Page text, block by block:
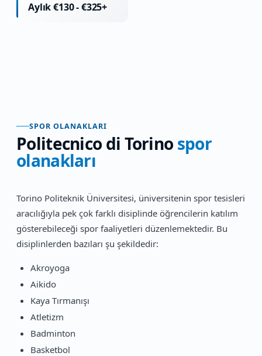
Aylık €130 - €325+
SPOR OLANAKLARI
Politecnico di Torino spor
olanakları
Torino Politeknik Üniversitesi, üniversitenin spor tesisleri
aracılığıyla pek çok farklı disiplinde öğrencilerin katılım
gösterebileceği spor faaliyetleri düzenlemektedir. Bu
disiplinlerden bazıları şu şekildedir:
Akroyoga
Aikido
Kaya Tırmanışı
Atletizm
Badminton
Basketbol